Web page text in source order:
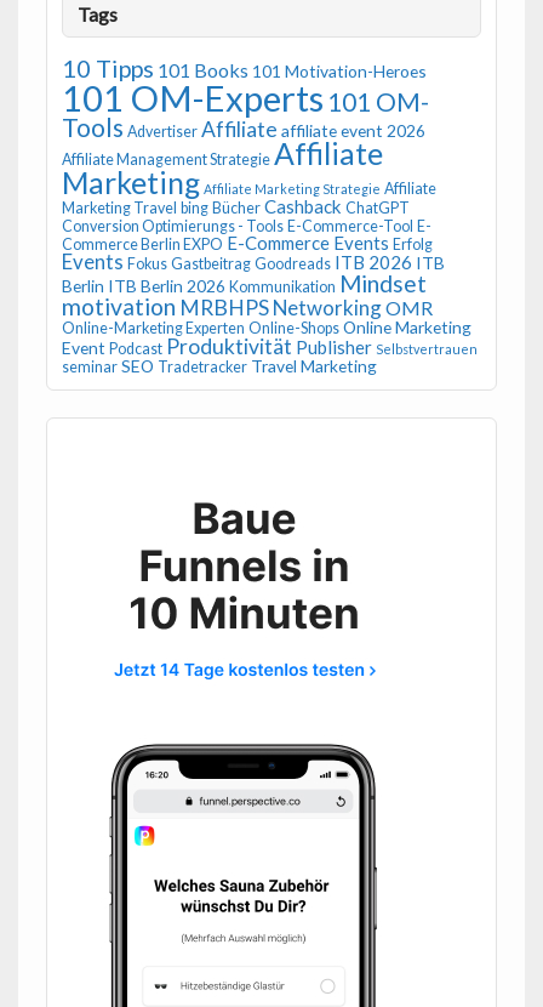
Tags
10 Tipps 101 Books 101 Motivation-Heroes
101 OM-Experts 101 OM-
Tools Advertiser Affiliate affiliate event 2026
Affiliate Management Strategie Affiliate
Marketing Affiliate Marketing Strategie Affiliate
Marketing Travel bing Bücher Cashback ChatGPT
Conversion Optimierungs - Tools E-Commerce-Tool E-
Commerce Berlin EXPO E-Commerce Events Erfolg
Events Fokus Gastbeitrag Goodreads ITB 2026 ITB
Berlin ITB Berlin 2026 Kommunikation Mindset
motivation MRBHPSNetworkingOMR
Online-Marketing Experten Online-Shops Online Marketing
Event Podcast Produktivität Publisher Selbstvertrauen
seminar SEO Tradetracker Travel Marketing